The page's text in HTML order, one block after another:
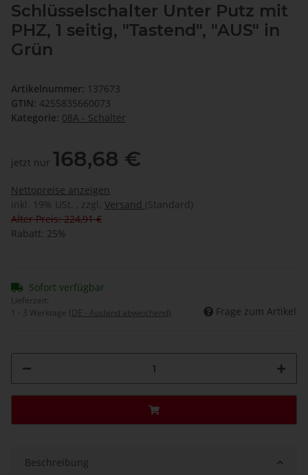
Schlüsselschalter Unter Putz mit
PHZ, 1 seitig, "Tastend", "AUS" in
Grün
Artikelnummer: 137673
GTIN: 4255835660073
Kategorie: 08A - Schalter
jetzt nur 168,68 €
Nettopreise anzeigen
inkl. 19% USt. , zzgl. Versand (Standard)
Alter Preis: 224,91 €
Rabatt: 25%
Sofort verfügbar
Lieferzeit:
1 - 3 Werktage (DE - Ausland abweichend) Frage zum Artikel
Beschreibung